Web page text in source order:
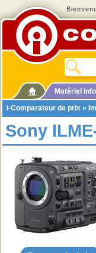
Matériel
i-Comparateur de prix »
Sony